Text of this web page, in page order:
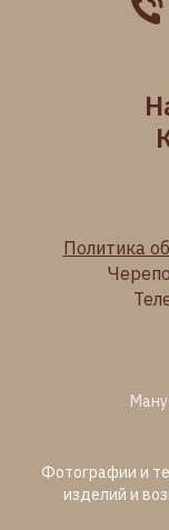
Политика
Фотографии и
изделий и